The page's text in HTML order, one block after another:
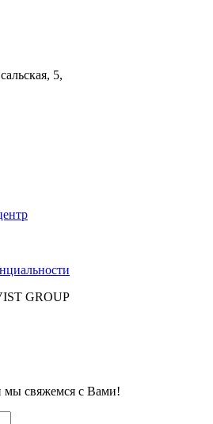
5,
GROUP
мы свяжемся с Вами!